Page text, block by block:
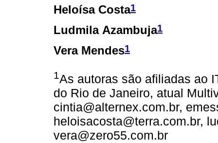
Heloísa Costa1
Ludmila Azambuja1
Vera Mendes1
1As autoras são afiliadas ao
do Rio de Janeiro, atual
cintia@alternex.com.br,
heloisacosta@terra.com.br,
vera@zero55.com.br